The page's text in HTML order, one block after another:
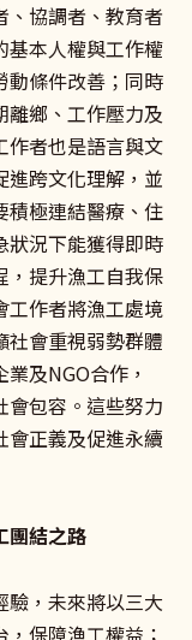
、協調者、教育者
基本人權與工作權
動條件改善；同時
離鄉、工作壓力及
作者也是語言與文
進跨文化理解，並
積極連結醫療、住
狀況下能獲得即時
，提升漁工自我保
工作者將漁工處境
社會重視弱勢群體
及NGO合作，
會包容。這些努力
會正義及促進永續
團結之路
驗，未來將以三大
保障漁工權益；